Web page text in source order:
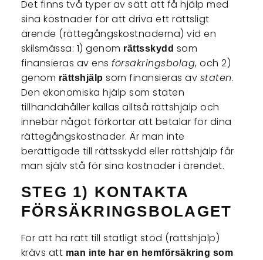
Det finns två typer av sätt att få hjälp med
sina kostnader för att driva ett rättsligt
ärende (rättegångskostnaderna) vid en
skilsmässa: 1) genom rättsskydd som
finansieras av ensförsäkringsbolag, och 2)
genom rättshjälp som finansieras av staten.
Den ekonomiska hjälp som staten
tillhandahåller kallas alltså rättshjälp och
innebär något förkortar att betalar för dina
rättegångskostnader. Är man inte
berättigade till rättsskydd eller rättshjälp får
man själv stå för sina kostnader i ärendet.
STEG 1) KONTAKTA
FÖRSÄKRINGSBOLAGET
För att ha rätt till statligt stöd (rättshjälp)
krävs att man inte har en hemförsäkring som